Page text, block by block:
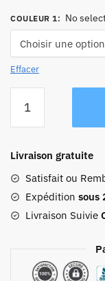
COULEUR 1: No
Effacer
Sac
Dos
Ordinateur
Portable
Homme
Pouces
Livraison gratuite
Satisfait ou
Expédition sous
Livraison Suivie